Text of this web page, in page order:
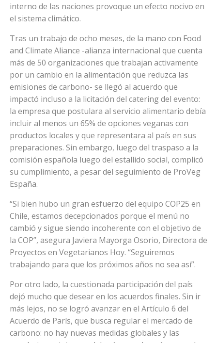
interno de las naciones provoque un efecto nocivo en
el sistema climático.
Tras un trabajo de ocho meses, de la mano con Food
and Climate Aliance -alianza internacional que cuenta
más de 50 organizaciones que trabajan activamente
por un cambio en la alimentación que reduzca las
emisiones de carbono- se llegó al acuerdo que
impactó incluso a la licitación del catering del evento:
la empresa que postulara al servicio alimentario debía
incluir al menos un 65% de opciones veganas con
productos locales y que representara al país en sus
preparaciones. Sin embargo, luego del traspaso a la
comisión española luego del estallido social, complicó
su cumplimiento, a pesar del seguimiento de ProVeg
España.
“Si bien hubo un gran esfuerzo del equipo COP25 en
Chile, estamos decepcionados porque el menú no
cambió y sigue siendo incoherente con el objetivo de
la COP”, asegura Javiera Mayorga Osorio, Directora de
Proyectos en Vegetarianos Hoy. “Seguiremos
trabajando para que los próximos años no sea así”.
Por otro lado, la cuestionada participación del país
dejó mucho que desear en los acuerdos finales. Sin ir
más lejos, no se logró avanzar en el Artículo 6 del
Acuerdo de París, que busca regular el mercado de
carbono: no hay nuevas medidas globales y las